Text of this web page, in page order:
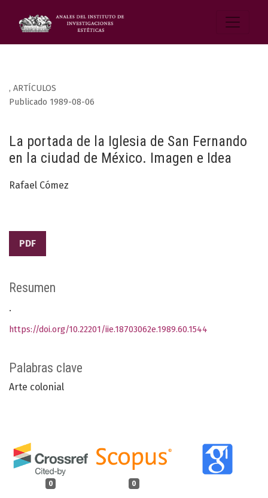
, ARTÍCULOS
La portada de la Iglesia de San Fernando
en la ciudad de México. Imagen e Idea
Publicado 1989-08-06
Rafael Cómez
PDF
Palabras clave
Arte colonial
0 0
Resumen
.
https://doi.org/10.22201/iie.18703062e.1989.60.1544